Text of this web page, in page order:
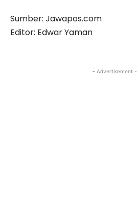
Sumber: Jawapos.com
Editor: Edwar Yaman
- Advertisement -